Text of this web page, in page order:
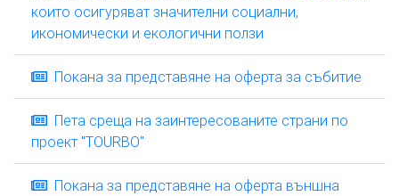
които осигуряват значителни социални,
икономически и екологични ползи
Покана за представяне на оферта за събитие
Пета среща на заинтересованите страни по
проект "TOURBO"
Покана за представяне на оферта външна